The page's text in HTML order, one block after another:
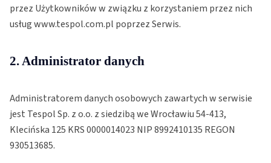
przez Użytkowników w związku z korzystaniem przez nich
usług www.tespol.com.pl poprzez Serwis.
2. Administrator danych
Administratorem danych osobowych zawartych w serwisie
jest Tespol Sp. z o.o. z siedzibą we Wrocławiu 54-413,
Klecińska 125 KRS 0000014023 NIP 8992410135 REGON
930513685.